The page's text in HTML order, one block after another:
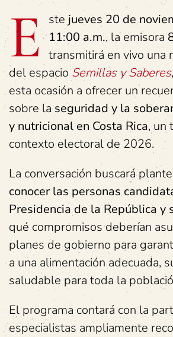
E ste jueves 20 de
11:00 a.m., la emisora
transmitirá en vivo una
del espacio Semillas y Saberes
esta ocasión a ofrecer un
sobre la seguridad y la
y nutricional en Costa Rica, un
contexto electoral de 2026.
La conversación buscará
conocer las personas
Presidencia de la República y
qué compromisos deberían
planes de gobierno para
a una alimentación adecuada,
saludable para toda la
El programa contará con la
especialistas ampliamente